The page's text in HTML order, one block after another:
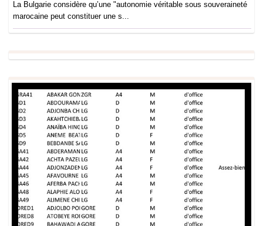
La Bulgarie considère qu’une "autonomie véritable sous souveraineté
marocaine peut constituer une s...